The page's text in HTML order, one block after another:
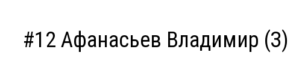
#12 Афанасьев Владимир (З)